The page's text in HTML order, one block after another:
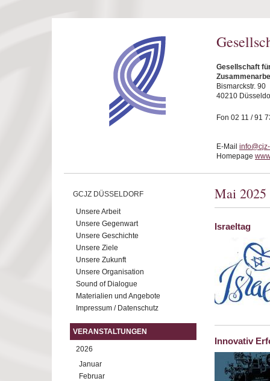
Gesellschaft
Bismarckstr. 90
40210
Fon 02 11 / 91
E-Mail
Homepage
GCJZ DÜSSELDORF
Unsere Arbeit
Unsere Gegenwart
Unsere Geschichte
Unsere Ziele
Unsere Zukunft
Unsere Organisation
Sound of Dialogue
Materialien und Angebote
Impressum / Datenschutz
VERANSTALTUNGEN
2026
Januar
Februar
Mai 2025
Israeltag
Innovativ